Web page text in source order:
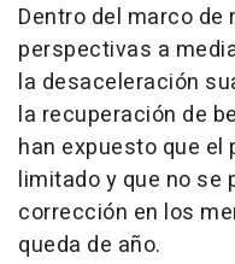
Dentro del marco de
perspectivas a
la desaceleración
la recuperación de
han expuesto que
limitado y que no se
corrección en los
queda de año.